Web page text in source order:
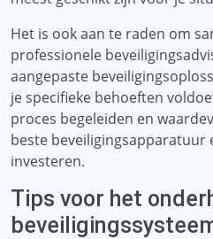
Het is ook aan te raden om
professionele
​​aangepaste
je specifieke behoeften
proces begeleiden en
beste beveiligingsapparatuur
investeren.
Tips voor het